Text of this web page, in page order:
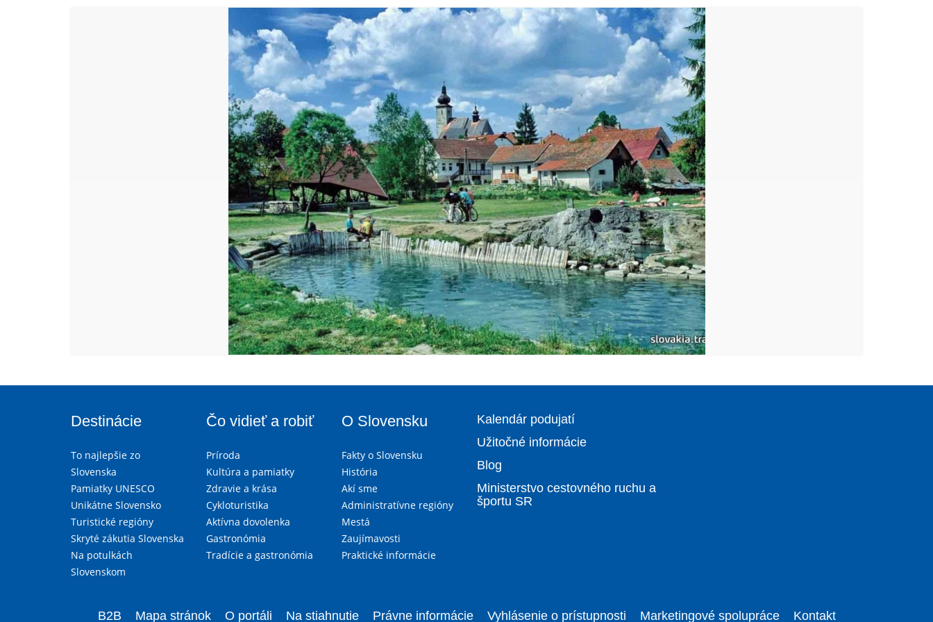
Destinácie
To najlepšie zo
Slovenska
Pamiatky UNESCO
Unikátne Slovensko
Turistické regióny
Skryté zákutia Slovenska
Na potulkách
Slovenskom
Čo vidieť a robiť
Príroda
Kultúra a pamiatky
Zdravie a krása
Cykloturistika
Aktívna dovolenka
Gastronómia
Tradície a gastronómia
O Slovensku
Fakty o Slovensku
História
Akí sme
Administratívne regióny
Mestá
Zaujímavosti
Praktické informácie
Kalendár podujatí
Užitočné informácie
Blog
Ministerstvo cestovného ruchu a
športu SR
B2B Mapa stránok O portáli Na stiahnutie Právne informácie Vyhlásenie o prístupnosti Marketingové spolupráce Kontakt